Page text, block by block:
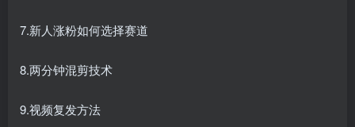
7.新人涨粉如何选择赛道
8.两分钟混剪技术
9.视频复发方法